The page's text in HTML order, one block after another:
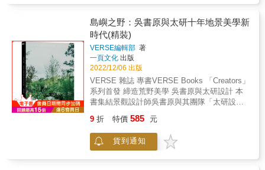
卻是毒藥。 有人能從廢皮革、廢棉等不起眼的
垃圾裡挖到第一桶金； 而有些人卻只因為落魄
和貧窮才不得不與這些垃圾為伍。 有人能從小
事中看到商機並發家致富，有人卻視若無睹地
錯過。 ➔只要能抓住普通的機會，就有可能使
之成為成就偉大的籌碼！ & 本書特色 & 本書講
述了人生中將會面臨的各種挑戰和困難，奧里
森‧馬登透過許多真實案例及多位偉人的經歷，
闡述如何透過「自我覺察」、「自我管理」洞
察人生密碼的智慧，並提醒讀者不斷反省自身
的契機。希望每位讀者都能成功扭轉人生，做
自己命運的建築師。 &
間」的無窮可能 ▎代表作：龐畢度中心∣倫敦千
禧巨蛋∣希斯洛機場第五航廈∣波爾多法院∣利德賀
大樓∣勞氏大樓∣高雄捷運中央公園站∣桃園機場第
三航廈 本書為龐畢度中心建築師Richard
Rogers的親筆自傳，從小時候的建築啟蒙談
起，訴說歷經戰亂、患有讀寫障礙、「天生不
是學建築的料」的他，如何從一位穿著牛仔
褲、T恤去參加頂級頒獎典禮的小建築師，蛻變
為足以撼動城市的世界級大師。這是一部情感
豐沛的回憶錄，也是一部當代建築編年史，從
回望與反省；從倫敦、紐約到芝加哥，不只談
建築設計理念，也談城市規劃、公共空間、歐
美城市比較、建築史、建築教育和未來願景。
York 1974），為二十世紀最傑出的建築師之
一，發展出一套嶄新的理論性和造型的語言，
為現代建築注入新的生命。分散於美國、印度
及孟加拉的一些主要作品，都在其一生最後的
二十年間完成。作品整合了結構系統、材料、
光線、幾何原型、人性價值於一體。他於1971
年獲得美國建築師學會金質獎章、獲選美國文
藝學院院士，1972年獲英國皇家建築師學會金
質獎章。 從美國建築師學會所設立的「廿五週
年建築作品獎」（Twenty-five Year Award）便
所肯定。該獎項每年只選出一件作品，自1969
年首次頒發至2014年以來，所選出的四十五件
作品中，路易斯．康就有五件，僅次於艾羅
島嶼之野：吳書原與太研十年地景美學新
時代(精裝)
VERSE編輯部 著
一頁文化 出版
2022/12/06 出版
VERSE 雜誌 專書VERSE Books 「Creators」
系列首發 締造荒野美學 吳書原與太研設計 本
書集結景觀設計師吳書原與其團隊「太研設
灣豐富在地物種，讓他們獨樹一格的野美學在
島嶼上遍地開花，改變台灣公共空間的綠景、
私人建築的花園樣貌，為台灣景觀設計開啟新
9 折 特價 585 元
貨到通知